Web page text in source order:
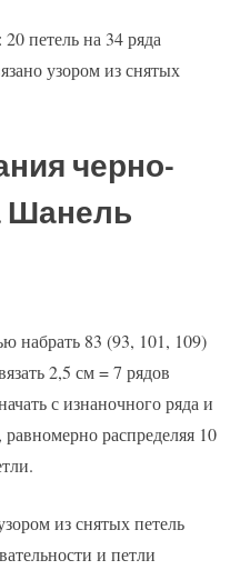
: 20 петель на 34 ряда
узором из снятых
черно-
Шанель
набрать 83 (93, 101, 109)
2,5 см = 7 рядов
с изнаночного ряда и
распределяя 10
из снятых петель
и петли